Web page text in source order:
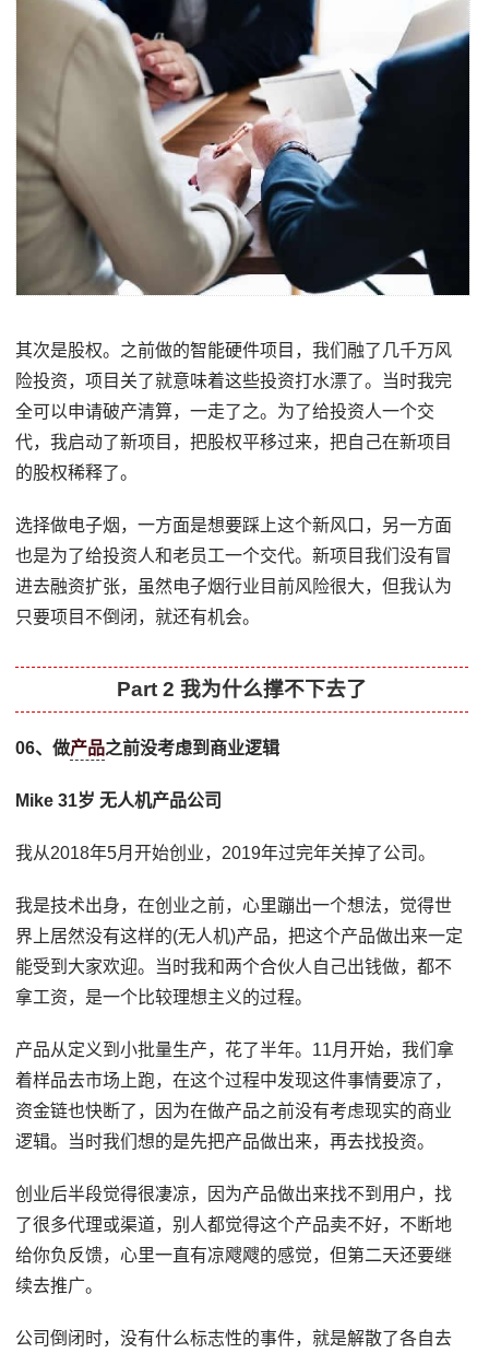
其次是股权。之前做的智能硬件项目，我们融了几千万风
险投资，项目关了就意味着这些投资打水漂了。当时我完
全可以申请破产清算，一走了之。为了给投资人一个交
代，我启动了新项目，把股权平移过来，把自己在新项目
的股权稀释了。
选择做电子烟，一方面是想要踩上这个新风口，另一方面
也是为了给投资人和老员工一个交代。新项目我们没有冒
进去融资扩张，虽然电子烟行业目前风险很大，但我认为
只要项目不倒闭，就还有机会。
Part 2 我为什么撑不下去了
06、做产品之前没考虑到商业逻辑
Mike 31岁 无人机产品公司
我从2018年5月开始创业，2019年过完年关掉了公司。
我是技术出身，在创业之前，心里蹦出一个想法，觉得世
界上居然没有这样的(无人机)产品，把这个产品做出来一定
能受到大家欢迎。当时我和两个合伙人自己出钱做，都不
拿工资，是一个比较理想主义的过程。
产品从定义到小批量生产，花了半年。11月开始，我们拿
着样品去市场上跑，在这个过程中发现这件事情要凉了，
资金链也快断了，因为在做产品之前没有考虑现实的商业
逻辑。当时我们想的是先把产品做出来，再去找投资。
创业后半段觉得很凄凉，因为产品做出来找不到用户，找
了很多代理或渠道，别人都觉得这个产品卖不好，不断地
给你负反馈，心里一直有凉飕飕的感觉，但第二天还要继
续去推广。
公司倒闭时，没有什么标志性的事件，就是解散了各自去